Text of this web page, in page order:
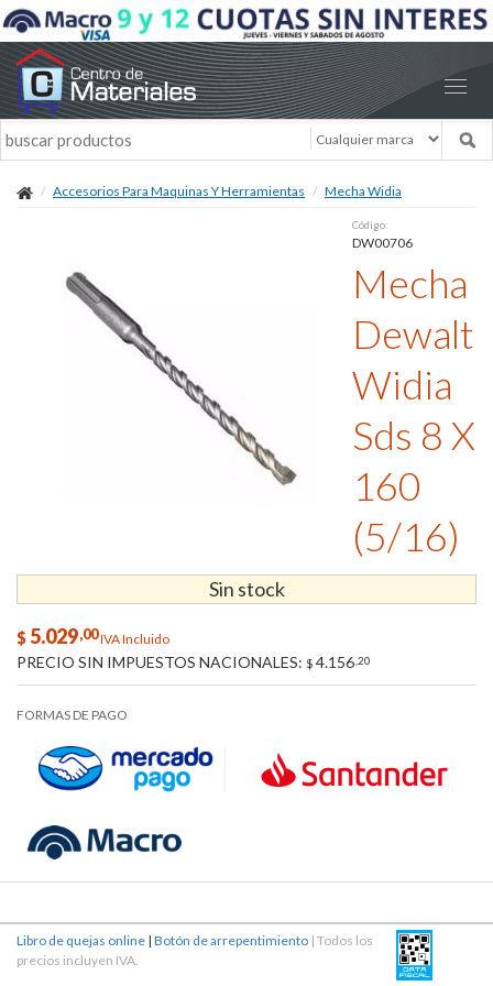
Accesorios Para Maquinas Y Herramientas Mecha Widia
Código:
DW00706
Mecha
Dewalt
Widia
Sds 8 X
160
(5/16)
Sin stock
$ 5.029,00IVA Incluido
PRECIO SIN IMPUESTOS NACIONALES: $ 4.156 ,20
FORMAS DE PAGO
Libro de quejas online | Botón de arrepentimiento | Todos los
precios incluyen IVA.